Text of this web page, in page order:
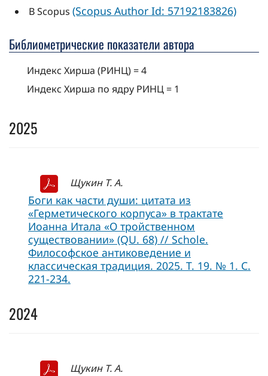
В Scopus(Scopus Author Id: 57192183826)
Библиометрические показатели автора
Индекс Хирша (РИНЦ) = 4
Индекс Хирша по ядру РИНЦ = 1
2025
Щукин Т. А.
Боги как части души: цитата из
«Герметического корпуса» в трактате
Иоанна Итала «О тройственном
существовании» (QU. 68) // Schole.
Философское антиковедение и
классическая традиция. 2025. Т. 19. № 1. С.
221-234.
2024
Щукин Т. А.